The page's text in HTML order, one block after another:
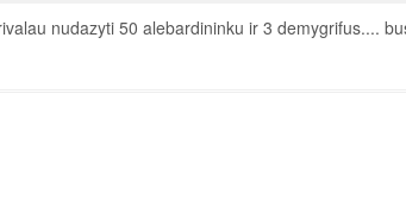
nudazyti 50 alebardininku ir 3 demygrifus....